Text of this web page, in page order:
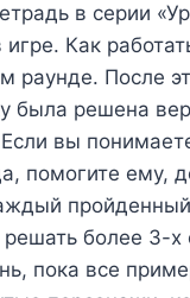
в серии
Как
раунде. После
была решена
вы
помогите ему,
более 3-х
пока все